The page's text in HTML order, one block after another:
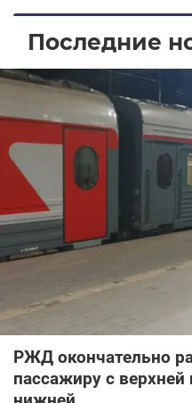
Последние
РЖД окончательно
пассажиру с верхней